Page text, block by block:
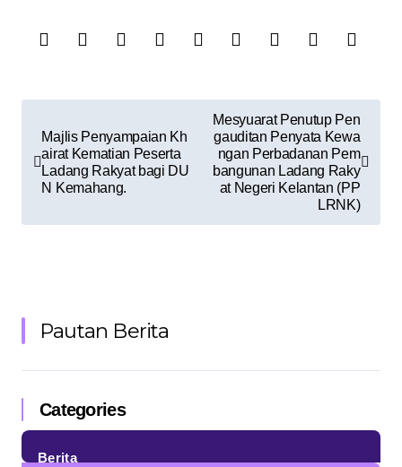
Majlis Penyampaian Kh
airat Kematian Peserta
Ladang Rakyat bagi DU
N Kemahang.
Mesyuarat Penutup Pen
gauditan Penyata Kewa
ngan Perbadanan Pem
bangunan Ladang Raky
at Negeri Kelantan (PP
LRNK)
Pautan Berita
Categories
Berita